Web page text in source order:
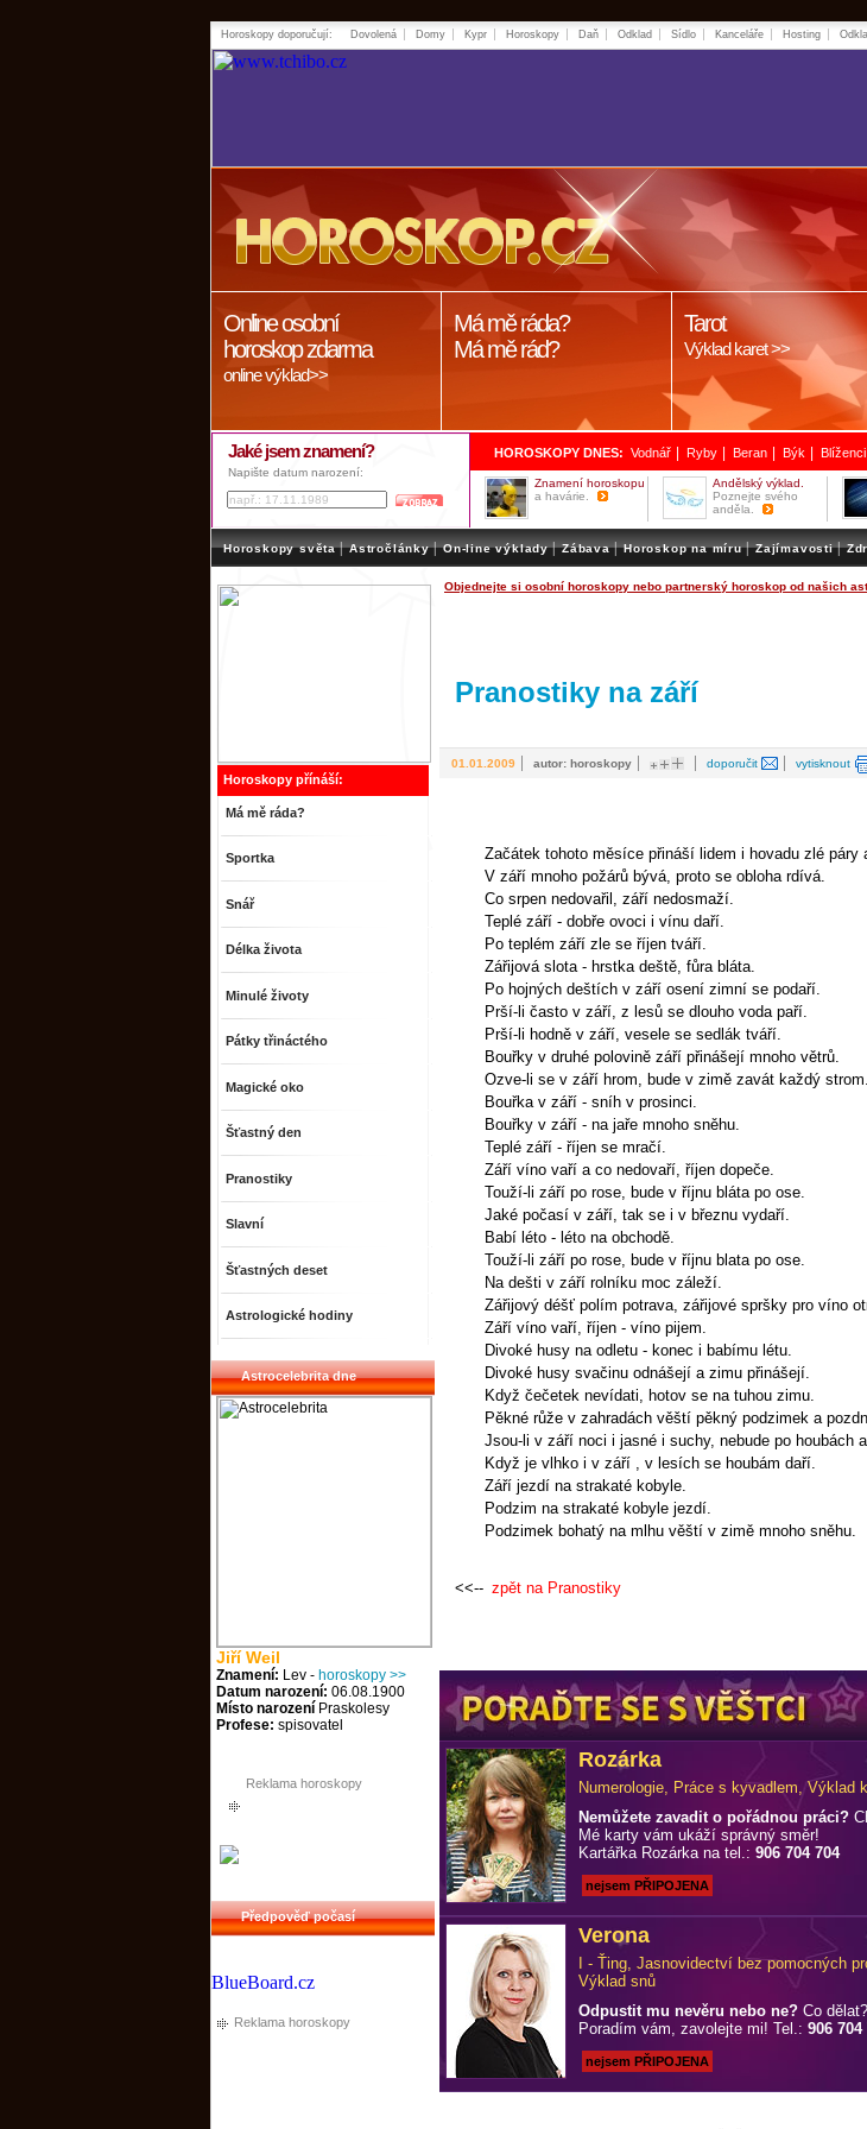
Horoskopy doporučují: Dovolená Domy Kypr Horoskopy Daň Odklad Sídlo Kanceláře Hosting
Online osobní
horoskop zdarma
online výklad>>
Má mě ráda?
Má mě rád?
Tarot
Výklad karet >>
Jaké jsem znamení?
Napište datum narození:
HOROSKOPY DNES: Vodnář Ryby Beran Býk Blíženci
Znamení horoskopu
a havárie.
Andělský výklad.
Poznejte svého
anděla.
Horoskopy světa | Astročlánky | On-line výklady | Zábava | Horoskop na míru | Zajímavosti |
Horoskopy přínáší:
Má mě ráda?
Sportka
Snář
Délka života
Minulé životy
Pátky třináctého
Magické oko
Šťastný den
Pranostiky
Slavní
Šťastných deset
Astrologické hodiny
Astrocelebrita dne
Jiří Weil
Znamení: Lev - horoskopy >>
Datum narození: 06.08.1900
Místo narození Praskolesy
Profese: spisovatel
Reklama horoskopy
Předpověď počasí
BlueBoard.cz
Reklama horoskopy
Objednejte si osobní horoskopy nebo partnerský horoskop od našich
Pranostiky na září
01.01.2009 | autor: horoskopy | | doporučit | vytisknout
Začátek tohoto měsíce přináší lidem i hovadu zlé páry
V září mnoho požárů bývá, proto se obloha rdívá.
Co srpen nedovařil, září nedosmaží.
Teplé září - dobře ovoci i vínu daří.
Po teplém září zle se říjen tváří.
Zářijová slota - hrstka deště, fůra bláta.
Po hojných deštích v září osení zimní se podaří.
Prší-li často v září, z lesů se dlouho voda paří.
Prší-li hodně v září, vesele se sedlák tváří.
Bouřky v druhé polovině září přinášejí mnoho větrů.
Ozve-li se v září hrom, bude v zimě zavát každý strom.
Bouřka v září - sníh v prosinci.
Bouřky v září - na jaře mnoho sněhu.
Teplé září - říjen se mračí.
Září víno vaří a co nedovaří, říjen dopeče.
Touží-li září po rose, bude v říjnu bláta po ose.
Jaké počasí v září, tak se i v březnu vydaří.
Babí léto - léto na obchodě.
Touží-li září po rose, bude v říjnu blata po ose.
Na dešti v září rolníku moc záleží.
Zářijový déšť polím potrava, zářijové spršky pro víno
Září víno vaří, říjen - víno pijem.
Divoké husy na odletu - konec i babímu létu.
Divoké husy svačinu odnášejí a zimu přinášejí.
Když čečetek nevídati, hotov se na tuhou zimu.
Pěkné růže v zahradách věští pěkný podzimek a
Jsou-li v září noci i jasné i suchy, nebude po houbách
Když je vlhko i v září , v lesích se houbám daří.
Září jezdí na strakaté kobyle.
Podzim na strakaté kobyle jezdí.
Podzimek bohatý na mlhu věští v zimě mnoho sněhu.
<<-- zpět na Pranostiky
Rozárka
Numerologie, Práce s kyvadlem, Výklad
Nemůžete zavadit o pořádnou práci?
Mé karty vám ukáží správný směr!
Kartářka Rozárka na tel.: 906 704 704
nejsem PŘIPOJENA
Verona
I - Ťing, Jasnovidectví bez pomocných
Výklad snů
Odpustit mu nevěru nebo ne? Co dělat?
Poradím vám, zavolejte mi! Tel.: 906 704
nejsem PŘIPOJENA